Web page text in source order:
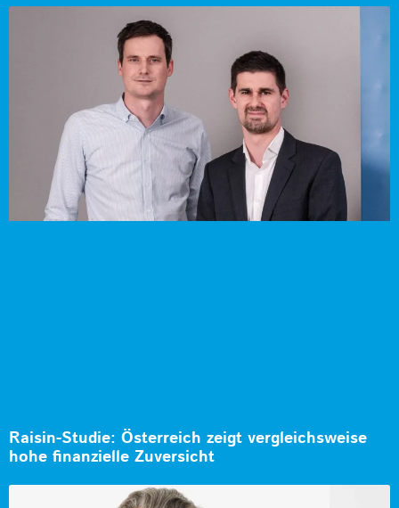
Raisin-Studie: Österreich zeigt vergleichsweise
hohe finanzielle Zuversicht